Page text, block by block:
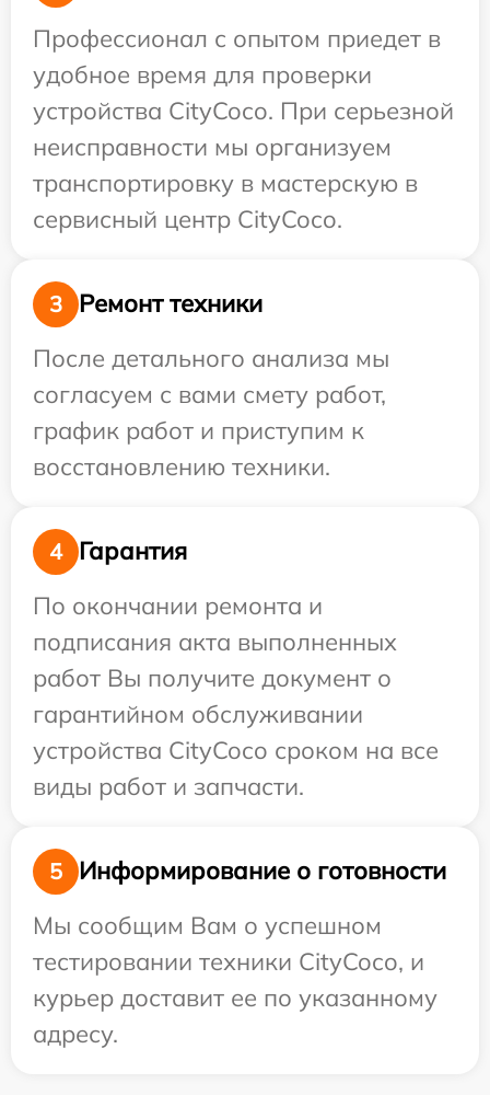
Профессионал с опытом приедет в
удобное время для проверки
устройства CityCoco. При серьезной
неисправности мы организуем
транспортировку в мастерскую в
сервисный центр CityCoco.
3
Ремонт техники
После детального анализа мы
согласуем с вами смету работ,
график работ и приступим к
восстановлению техники.
4
Гарантия
По окончании ремонта и
подписания акта выполненных
работ Вы получите документ о
гарантийном обслуживании
устройства CityCoco сроком на все
виды работ и запчасти.
5
Информирование о готовности
Мы сообщим Вам о успешном
тестировании техники CityCoco, и
курьер доставит ее по указанному
адресу.